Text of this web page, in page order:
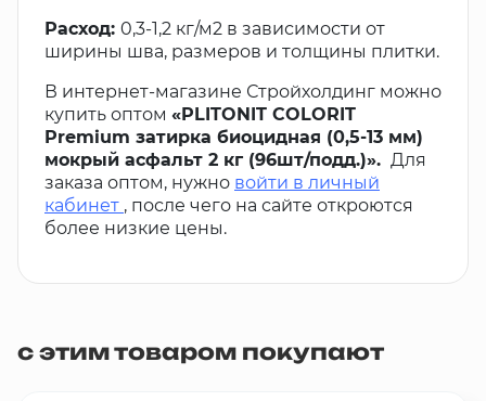
Расход: 0,3-1,2 кг/м2 в зависимости от
ширины шва, размеров и толщины плитки.
В интернет-магазине Стройхолдинг можно
купить оптом «PLITONIT COLORIT
Premium затирка биоцидная (0,5-13 мм)
мокрый асфальт 2 кг (96шт/подд.)». Для
заказа оптом, нужно войти в личный
кабинет , после чего на сайте откроются
более низкие цены.
с этим товаром покупают